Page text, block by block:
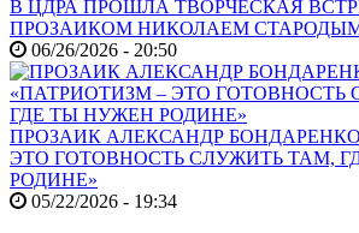
В ЦДРА ПРОШЛА ТВОРЧЕСКАЯ
ПРОЗАИКОМ НИКОЛАЕМ
06/26/2026 - 20:50
ПРОЗАИК АЛЕКСАНДР
ЭТО ГОТОВНОСТЬ СЛУЖИТЬ ТАМ,
РОДИНЕ»
05/22/2026 - 19:34